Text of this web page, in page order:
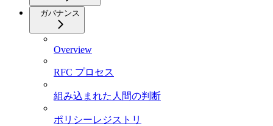
ガバナンス
Overview
RFC プロセス
組み込まれた人間の判断
ポリシーレジストリ